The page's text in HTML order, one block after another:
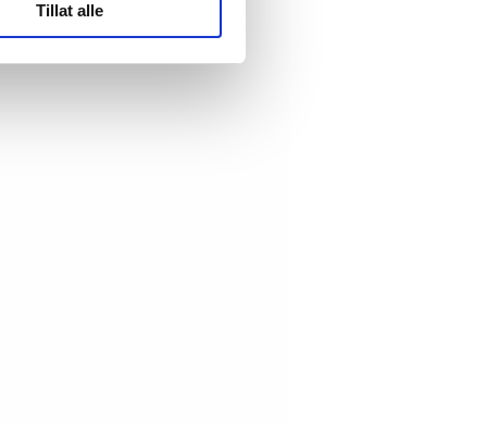
statistikk.
Tillat alle